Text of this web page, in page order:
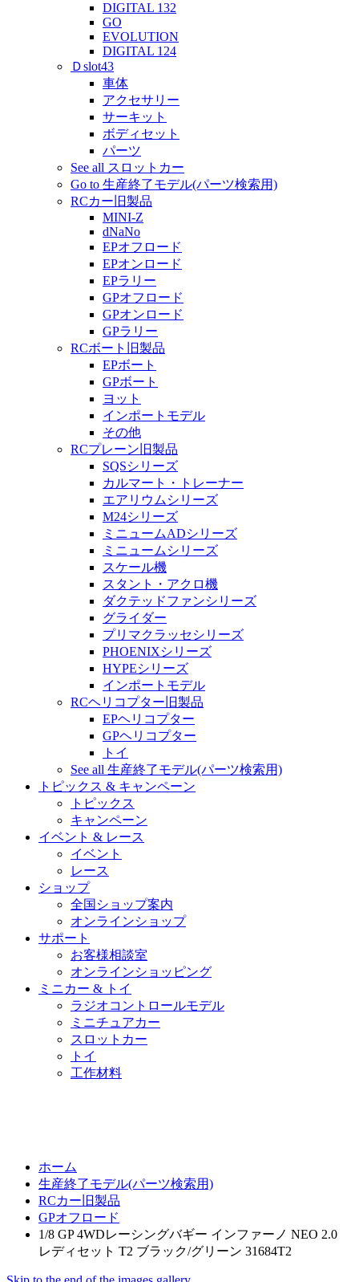
DIGITAL 132
GO
EVOLUTION
DIGITAL 124
Ｄslot43
車体
アクセサリー
サーキット
ボディセット
パーツ
See all スロットカー
Go to 生産終了モデル(パーツ検索用)
RCカー旧製品
MINI-Z
dNaNo
EPオフロード
EPオンロード
EPラリー
GPオフロード
GPオンロード
GPラリー
RCボート旧製品
EPボート
GPボート
ヨット
インポートモデル
その他
RCプレーン旧製品
SQSシリーズ
カルマート・トレーナー
エアリウムシリーズ
M24シリーズ
ミニュームADシリーズ
ミニュームシリーズ
スケール機
スタント・アクロ機
ダクテッドファンシリーズ
グライダー
プリマクラッセシリーズ
PHOENIXシリーズ
HYPEシリーズ
インポートモデル
RCヘリコプター旧製品
EPヘリコプター
GPヘリコプター
トイ
See all 生産終了モデル(パーツ検索用)
トピックス & キャンペーン
トピックス
キャンペーン
イベント & レース
イベント
レース
ショップ
全国ショップ案内
オンラインショップ
サポート
お客様相談室
オンラインショッピング
ミニカー & トイ
ラジオコントロールモデル
ミニチュアカー
スロットカー
トイ
工作材料
ホーム
生産終了モデル(パーツ検索用)
RCカー旧製品
GPオフロード
1/8 GP 4WDレーシングバギー インファーノ NEO 2.0
レディセット T2 ブラック/グリーン 31684T2